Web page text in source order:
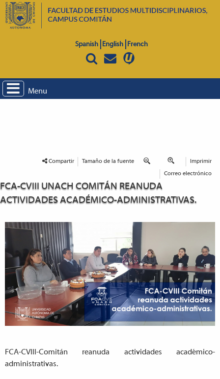
Spanish English French
Menu
Compartir Tamaño de la fuente Imprimir
Correo electrónico
FCA-CVIII UNACH COMITÁN REANUDA
ACTIVIDADES ACADÉMICO-ADMINISTRATIVAS.
FCA-CVIII-Comitán reanuda actividades académico-
administrativas.